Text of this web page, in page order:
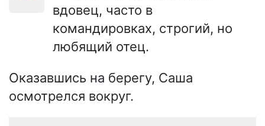
вдовец, часто в
командировках, строгий, но
любящий отец.
Оказавшись на берегу, Саша
осмотрелся вокруг.